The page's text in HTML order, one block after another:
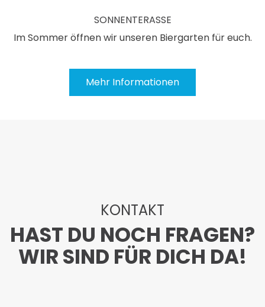
SONNENTERASSE
Im Sommer öffnen wir unseren Biergarten für euch.
Mehr Informationen
KONTAKT
HAST DU NOCH FRAGEN?
WIR SIND FÜR DICH DA!